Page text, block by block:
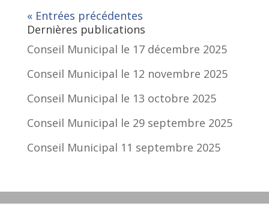
« Entrées précédentes
Dernières publications
Conseil Municipal le 17 décembre 2025
Conseil Municipal le 12 novembre 2025
Conseil Municipal le 13 octobre 2025
Conseil Municipal le 29 septembre 2025
Conseil Municipal 11 septembre 2025